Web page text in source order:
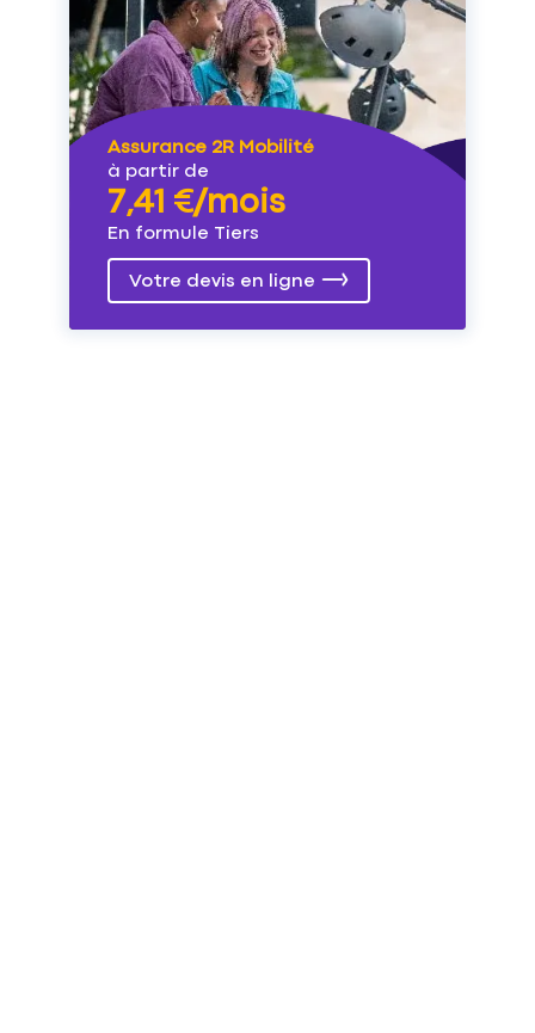
Assurance 2R Mobilité
à partir de
7,41 €/mois
En formule Tiers
Votre devis en ligne